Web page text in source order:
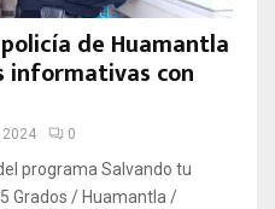
de Huamantla
informativas con
2024 0
programa Salvando tu
Grados / Huamantla /